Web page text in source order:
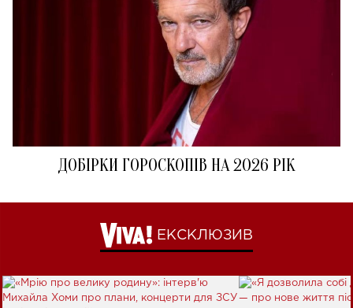
ДОБІРКИ ГОРОСКОПІВ НА 2026 РІК
ЕКСКЛЮЗИВ